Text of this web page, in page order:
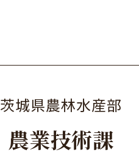
茨城県農林水産部
農業技術課